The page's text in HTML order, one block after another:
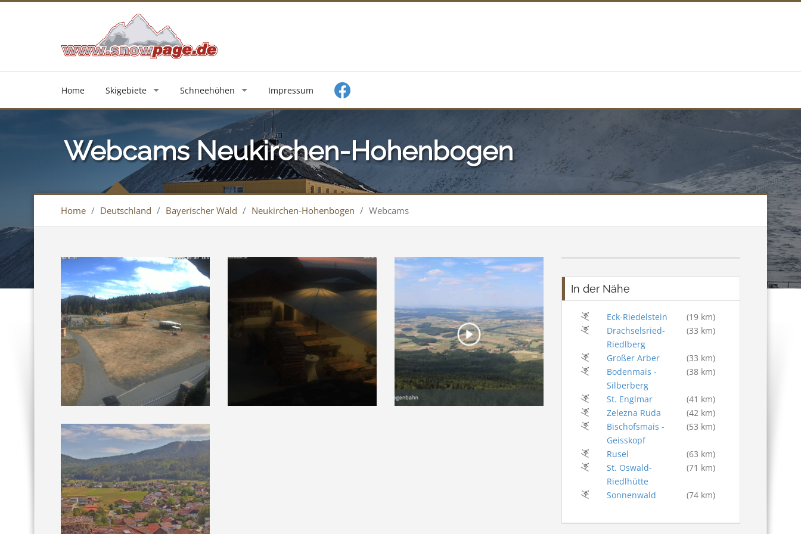
Home Skigebiete Schneehöhen Impressum
Webcams Neukirchen-Hohenbogen
Home / Deutschland / Bayerischer Wald / Neukirchen-Hohenbogen / Webcams
In der Nähe
Eck-Riedelstein
(19 km)
Drachselsried-
Riedlberg
(33 km)
Großer Arber
(33 km)
Bodenmais -
Silberberg
(38 km)
St. Englmar
(41 km)
Zelezna Ruda
(42 km)
Bischofsmais -
Geisskopf
(53 km)
Rusel
(63 km)
St. Oswald-
Riedlhütte
(71 km)
Sonnenwald (74 km)